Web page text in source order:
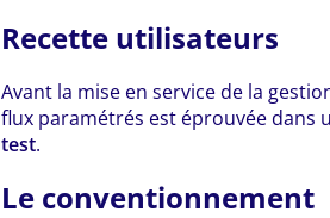
Recette utilisateurs
Avant la mise en service de la
flux paramétrés est éprouvée dans
test.
Le conventionnement